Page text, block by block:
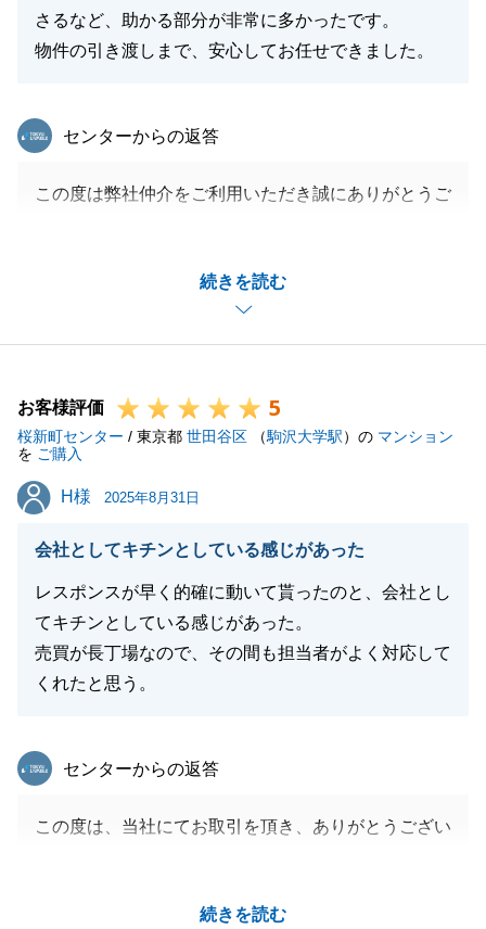
さるなど、助かる部分が非常に多かったです。
物件の引き渡しまで、安心してお任せできました。
続きを読む
東急リバブル
センターからの返答
この度は弊社仲介をご利用いただき誠にありがとうご
気に召して頂ける物件をご紹介することができて、私
もとても嬉しく思います。
安心してお任せしていただけたとのお言葉を賜り、大
猛暑の厳しい中、ご内見やリフォームのお打ち合わせ
で何度も現地にお越し頂いたり、必要なお手続きもい
つも迅速なご対応を頂けたおかでさまで無事にお取引
を完了することが出来ました。
にご相談を頂ければと思います。
今後ともよろしくお願い申し上げます。
お客様評価 5
桜新町センター / 東京都 世田谷区 （駒沢大学駅）の マンション
を ご購入
H様
H様 2025年8月31日
会社としてキチンとしている感じがあった
レスポンスが早く的確に動いて貰ったのと、会社とし
てキチンとしている感じがあった。
売買が長丁場なので、その間も担当者がよく対応して
くれたと思う。
続きを読む
東急リバブル
センターからの返答
この度は、当社にてお取引を頂き、ありがとうござい
それ以来となりました。